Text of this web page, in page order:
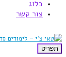
בלוג
צור קשר
תפריט